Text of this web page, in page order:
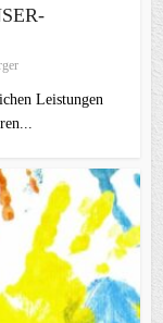
Leistungen